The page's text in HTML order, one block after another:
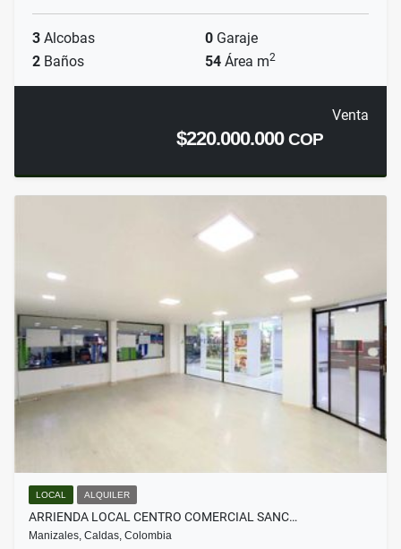
3 Alcobas 0 Garaje
2 Baños 54 Área m2
Venta
$220.000.000COP
LOCAL ALQUILER
ARRIENDA LOCAL CENTRO COMERCIAL SANC…
Manizales, Caldas, Colombia